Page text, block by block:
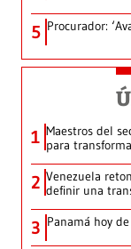
5 Procurador:
1 Maestros del
para
2 Venezuela
definir una
3 Panamá hoy